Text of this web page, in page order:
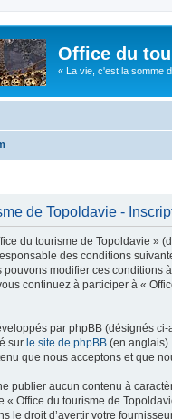
Office du
« La vie, c'est la somme
de Topoldavie -
du tourisme de Topoldavie »
des conditions
pouvons modifier ces conditions
continuez à participer à «
par phpBB (désignés
sur le site de phpBB (en
que nous acceptons et que
publier aucun contenu à
« Office du tourisme de
le droit d’avertir votre